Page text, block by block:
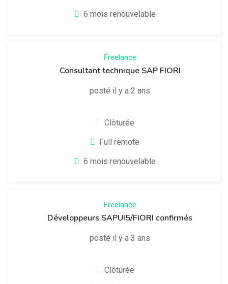
6 mois renouvelable
Freelance
Consultant technique SAP FIORI
posté il y a 2 ans
Clôturée
Full remote
6 mois renouvelable
Freelance
Développeurs SAPUI5/FIORI confirmés
posté il y a 3 ans
Clôturée